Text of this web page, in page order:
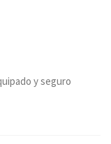
y seguro